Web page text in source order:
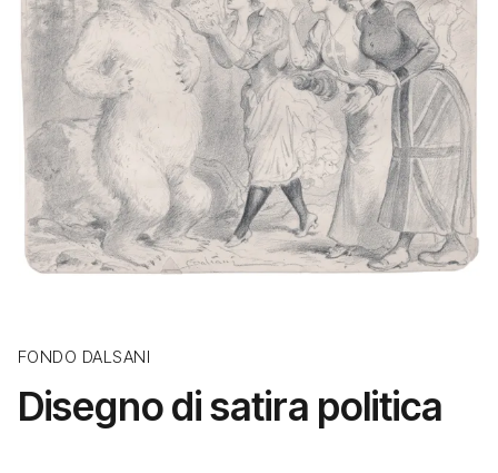
FONDO DALSANI
Disegno di satira politica